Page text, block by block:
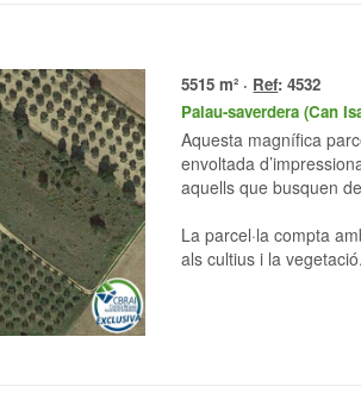
5515 m² · Ref: 4532
Palau-saverdera (Can
Aquesta magnífica parcel·la rústica de 5.515 m² es troba a l’encantadora localitat de Palau-saverdera,
envoltada
aquells que busquen
La parcel·la compta
als cultius i la